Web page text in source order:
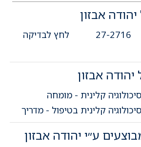
אבזון
27-2716 לחץ לבדיקה
אבזון
קלינית - מומחה
קלינית בטיפול - מדריך
ע״י יהודה אבזון